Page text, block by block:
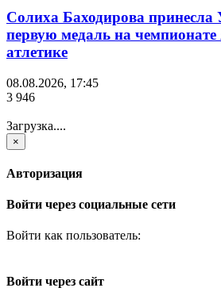
Солиха Баходирова принесла
первую медаль на
атлетике
08.08.2026, 17:45
3 946
Загрузка....
×
Авторизация
Войти через социальные сети
Войти как пользователь:
Войти через сайт